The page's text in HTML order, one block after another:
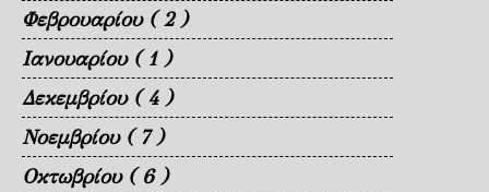
Φεβρουαρίου ( 2 )
Ιανουαρίου ( 1 )
Δεκεμβρίου ( 4 )
Νοεμβρίου ( 7 )
Οκτωβρίου ( 6 )